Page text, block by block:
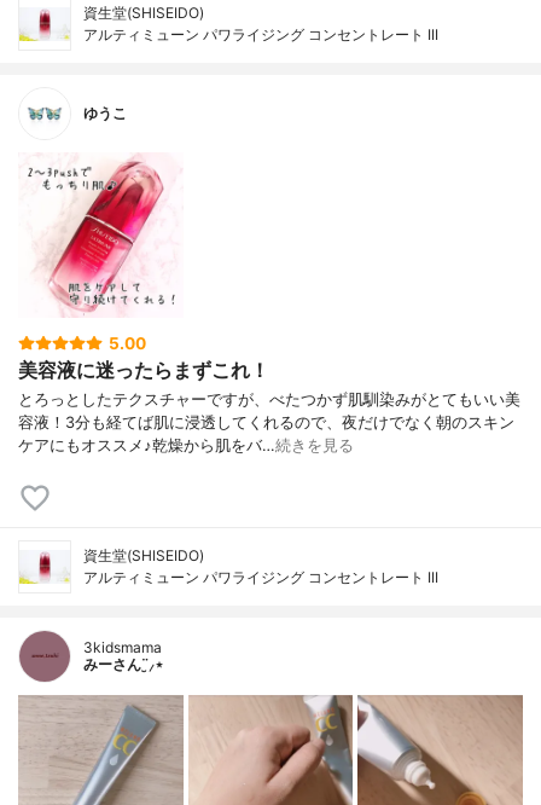
資生堂(SHISEIDO)
アルティミューン パワライジング コンセントレート III
ゆうこ
5.00
美容液に迷ったらまずこれ！
とろっとしたテクスチャーですが、べたつかず肌馴染みがとてもいい美
容液！3分も経てば肌に浸透してくれるので、夜だけでなく朝のスキン
ケアにもオススメ♪乾燥から肌をバ…続きを見る
資生堂(SHISEIDO)
アルティミューン パワライジング コンセントレート III
3kidsmama
みーさん¨̮⸝⋆